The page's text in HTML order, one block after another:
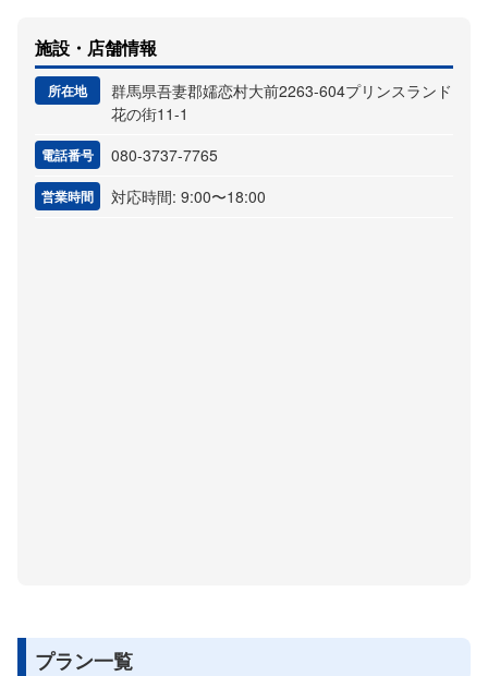
施設・店舗情報
所在地
群馬県吾妻郡嬬恋村大前2263-604プリンスランド
花の街11-1
電話番号 080-3737-7765
営業時間 対応時間: 9:00〜18:00
プラン一覧